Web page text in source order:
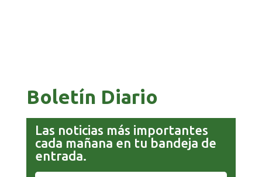
Boletín Diario
Las noticias más importantes
cada mañana en tu bandeja de
entrada.